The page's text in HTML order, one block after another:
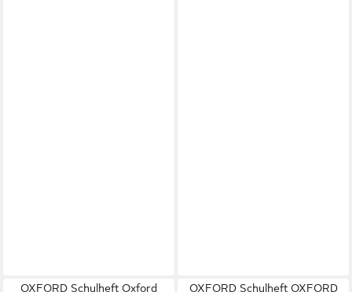
OXFORD Schulheft Oxford
OXFORD Schulheft OXFORD